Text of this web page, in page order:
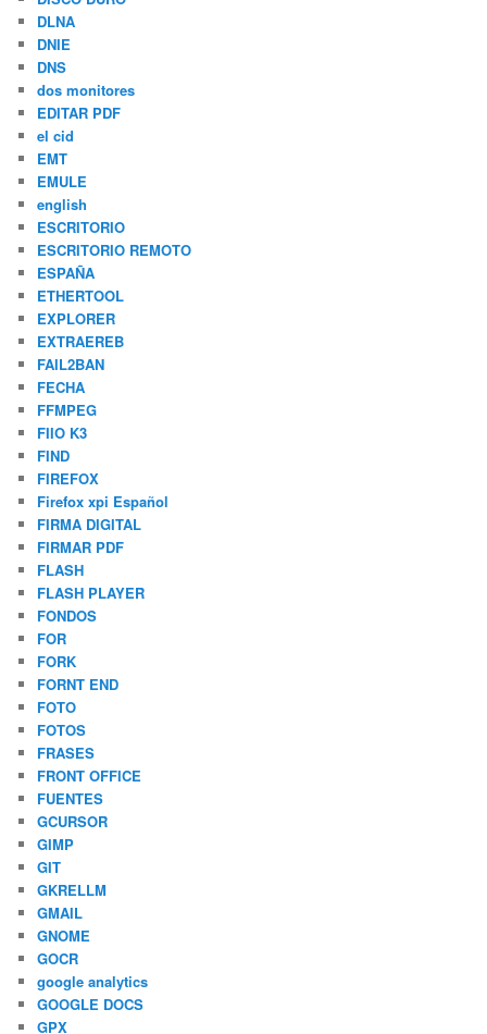
DLNA
DNIE
DNS
dos monitores
EDITAR PDF
el cid
EMT
EMULE
english
ESCRITORIO
ESCRITORIO REMOTO
ESPAÑA
ETHERTOOL
EXPLORER
EXTRAEREB
FAIL2BAN
FECHA
FFMPEG
FIIO K3
FIND
FIREFOX
Firefox xpi Español
FIRMA DIGITAL
FIRMAR PDF
FLASH
FLASH PLAYER
FONDOS
FOR
FORK
FORNT END
FOTO
FOTOS
FRASES
FRONT OFFICE
FUENTES
GCURSOR
GIMP
GIT
GKRELLM
GMAIL
GNOME
GOCR
google analytics
GOOGLE DOCS
GPX